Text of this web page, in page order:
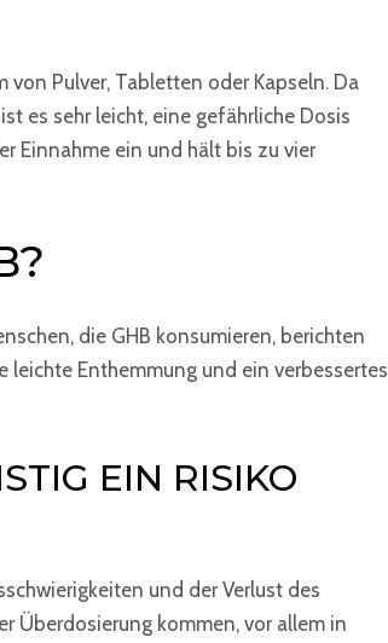
von Pulver, Tabletten oder Kapseln. Da
es sehr leicht, eine gefährliche Dosis
Einnahme ein und hält bis zu vier
die GHB konsumieren, berichten
Enthemmung und ein verbessertes
EIN RISIKO
und der Verlust des
Überdosierung kommen, vor allem in